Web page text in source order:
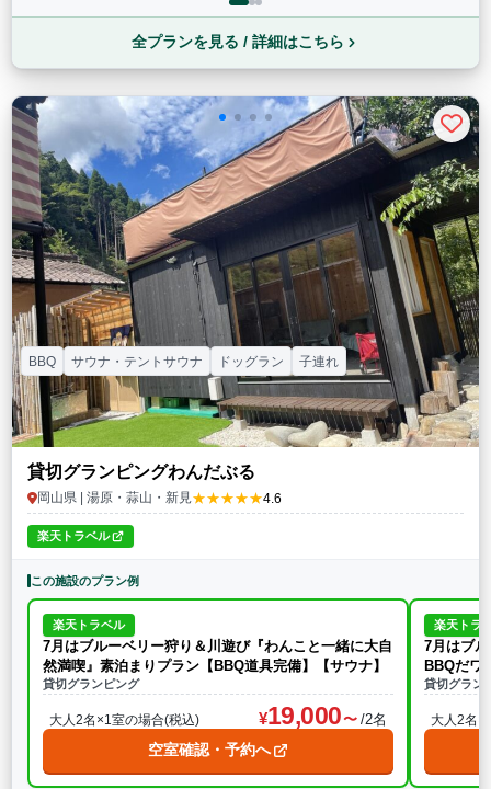
全プランを見る / 詳細はこちら
貸切グランピングわんだぶる
岡山県 | 湯原・蒜山・新見★★★★★4.6
BBQ サウナ・テントサウナ ドッグラン 子連れ
楽天トラベル
この施設のプラン例
楽天トラベル
7月はブルーベリー狩り＆川遊び『わんこと一緒に大自
然満喫』素泊まりプラン【BBQ道具完備】【サウナ】
貸切グランピング
大人2名×1室の場合(税込) 19,000 /2名
空室確認・予約へ
楽天トラ
7月はブ
BBQだワ
ナ】
貸切グラン
大人2名